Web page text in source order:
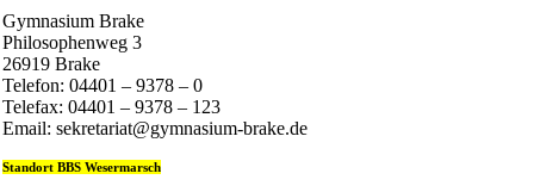
Gymnasium Brake
Philosophenweg 3
26919 Brake
Telefon: 04401 – 9378 – 0
Telefax: 04401 – 9378 – 123
Email: sekretariat@gymnasium-brake.de
Standort BBS Wesermarsch